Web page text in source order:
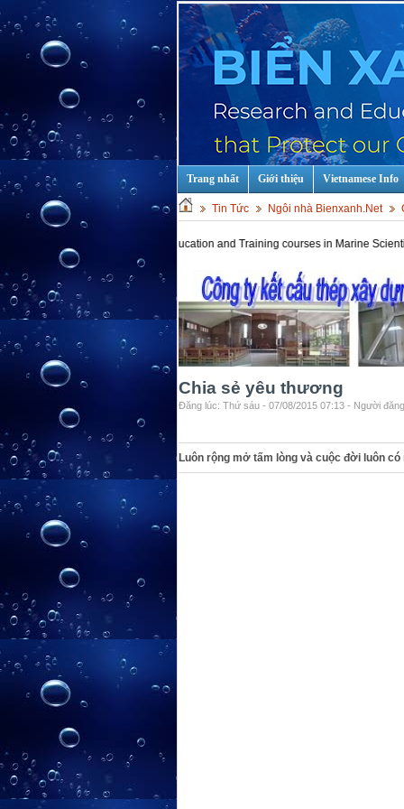
Trang nhất Giới thiệu Vietnamese Info
Tin Tức Ngôi nhà Bienxanh.Net
Hot keys: Education and Training courses in Marine Scientist and
Chia sẻ yêu thương
Đăng lúc: Thứ sáu - 07/08/2015 07:13 - Người
Luôn rộng mở tấm lòng và cuộc đời luôn